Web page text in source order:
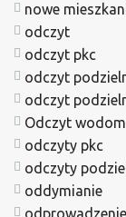
nowe
odczyt
odczyt pkc
odczyt
odczyt
Odczyt
odczyty pkc
odczyty
oddymianie